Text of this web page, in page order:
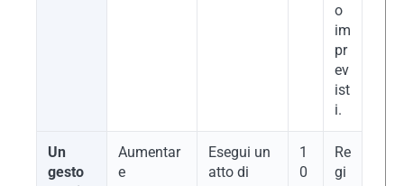
o
im
pr
ev
ist
i.
Un
gesto
Aumentar
e
Esegui un
atto di
1
0
Re
gi